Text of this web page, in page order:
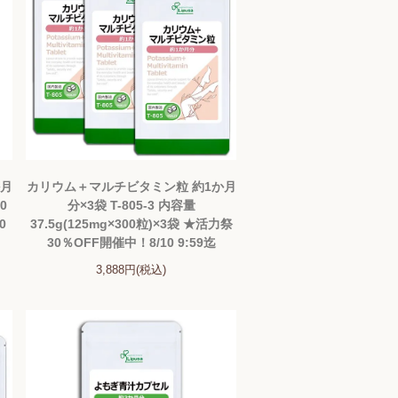
カリウム＋マルチビタミン粒 約1か月
分×3袋 T-805-3 内容量
37.5g(125mg×300粒)×3袋 ★活力祭
30％OFF開催中！8/10 9:59迄
3,888円(税込)